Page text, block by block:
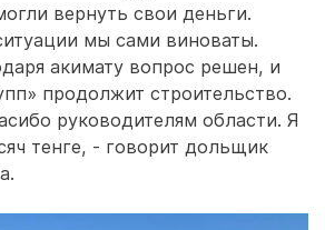
вернуть свои деньги.
мы сами виноваты.
акимату вопрос решен, и
продолжит строительство.
руководителям области. Я
тенге, - говорит дольщик